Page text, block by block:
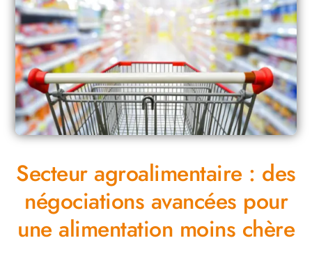
Secteur agroalimentaire : des
négociations avancées pour
une alimentation moins chère